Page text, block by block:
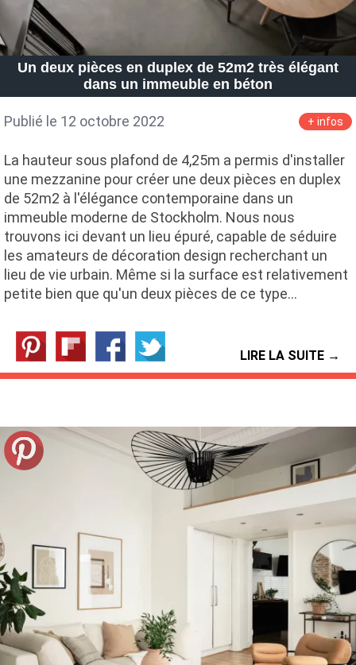
Un deux pièces en duplex de 52m2 très élégant
dans un immeuble en béton
Publié le 12 octobre 2022 + infos
La hauteur sous plafond de 4,25m a permis d'installer
une mezzanine pour créer une deux pièces en duplex
de 52m2 à l'élégance contemporaine dans un
immeuble moderne de Stockholm. Nous nous
trouvons ici devant un lieu épuré, capable de séduire
les amateurs de décoration design recherchant un
lieu de vie urbain. Même si la surface est relativement
petite bien que qu'un deux pièces de ce type…
LIRE LA SUITE →